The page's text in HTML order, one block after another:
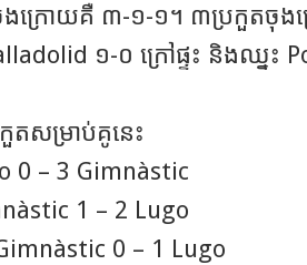
ងក្រោយគឺ ៣-១-១។ ៣ប្រកួតចុង
១-០ ក្រៅផ្ទះ និងឈ្នះ
កួតសម្រាប់គូនេះ
0 – 3 Gimnàstic
1 – 2 Lugo
0 – 1 Lugo